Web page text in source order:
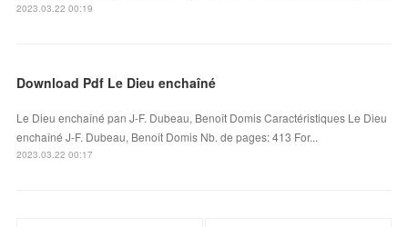
2023.03.22 00:19
Download Pdf Le Dieu enchaîné
Le Dieu enchaîné pan J-F. Dubeau, Benoît Domis Caractéristiques Le Dieu
enchaîné J-F. Dubeau, Benoît Domis Nb. de pages: 413 For...
2023.03.22 00:17